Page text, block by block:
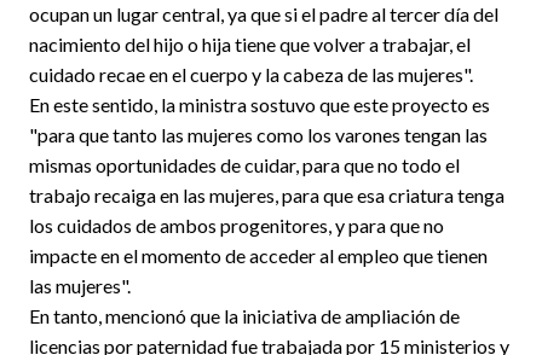
ocupan un lugar central, ya que si el padre al tercer día del
nacimiento del hijo o hija tiene que volver a trabajar, el
cuidado recae en el cuerpo y la cabeza de las mujeres".
En este sentido, la ministra sostuvo que este proyecto es
"para que tanto las mujeres como los varones tengan las
mismas oportunidades de cuidar, para que no todo el
trabajo recaiga en las mujeres, para que esa criatura tenga
los cuidados de ambos progenitores, y para que no
impacte en el momento de acceder al empleo que tienen
las mujeres".
En tanto, mencionó que la iniciativa de ampliación de
licencias por paternidad fue trabajada por 15 ministerios y